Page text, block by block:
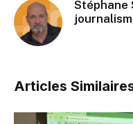
Stéphane
Articles